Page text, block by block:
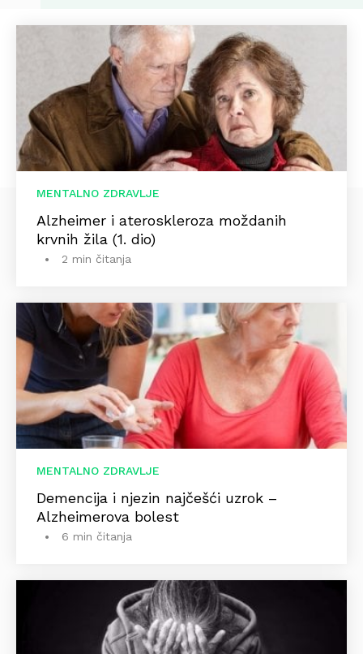
MENTALNO ZDRAVLJE
Alzheimer i ateroskleroza moždanih
krvnih žila (1. dio)
2 min čitanja
MENTALNO ZDRAVLJE
Demencija i njezin najčešći uzrok –
Alzheimerova bolest
6 min čitanja